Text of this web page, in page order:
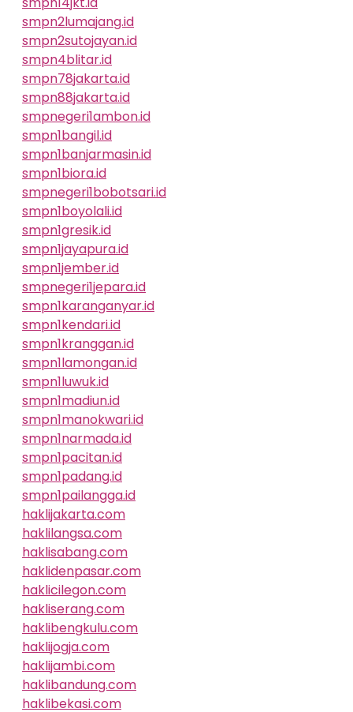
smpn2lumajang.id
smpn2sutojayan.id
smpn4blitar.id
smpn78jakarta.id
smpn88jakarta.id
smpnegeri1ambon.id
smpn1bangil.id
smpn1banjarmasin.id
smpn1biora.id
smpnegeri1bobotsari.id
smpn1boyolali.id
smpn1gresik.id
smpn1jayapura.id
smpn1jember.id
smpnegeri1jepara.id
smpn1karanganyar.id
smpn1kendari.id
smpn1kranggan.id
smpn1lamongan.id
smpn1luwuk.id
smpn1madiun.id
smpn1manokwari.id
smpn1narmada.id
smpn1pacitan.id
smpn1padang.id
smpn1pailangga.id
haklijakarta.com
haklilangsa.com
haklisabang.com
haklidenpasar.com
haklicilegon.com
hakliserang.com
haklibengkulu.com
haklijogja.com
haklijambi.com
haklibandung.com
haklibekasi.com